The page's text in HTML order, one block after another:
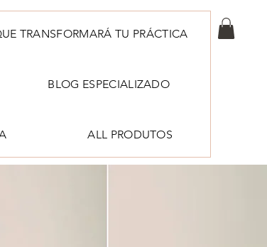
TRANSFORMARÁ TU PRÁCTICA
BLOG ESPECIALIZADO
ALL PRODUTOS